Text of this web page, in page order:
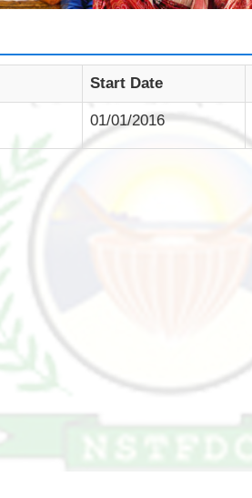
Start Date
01/01/2016